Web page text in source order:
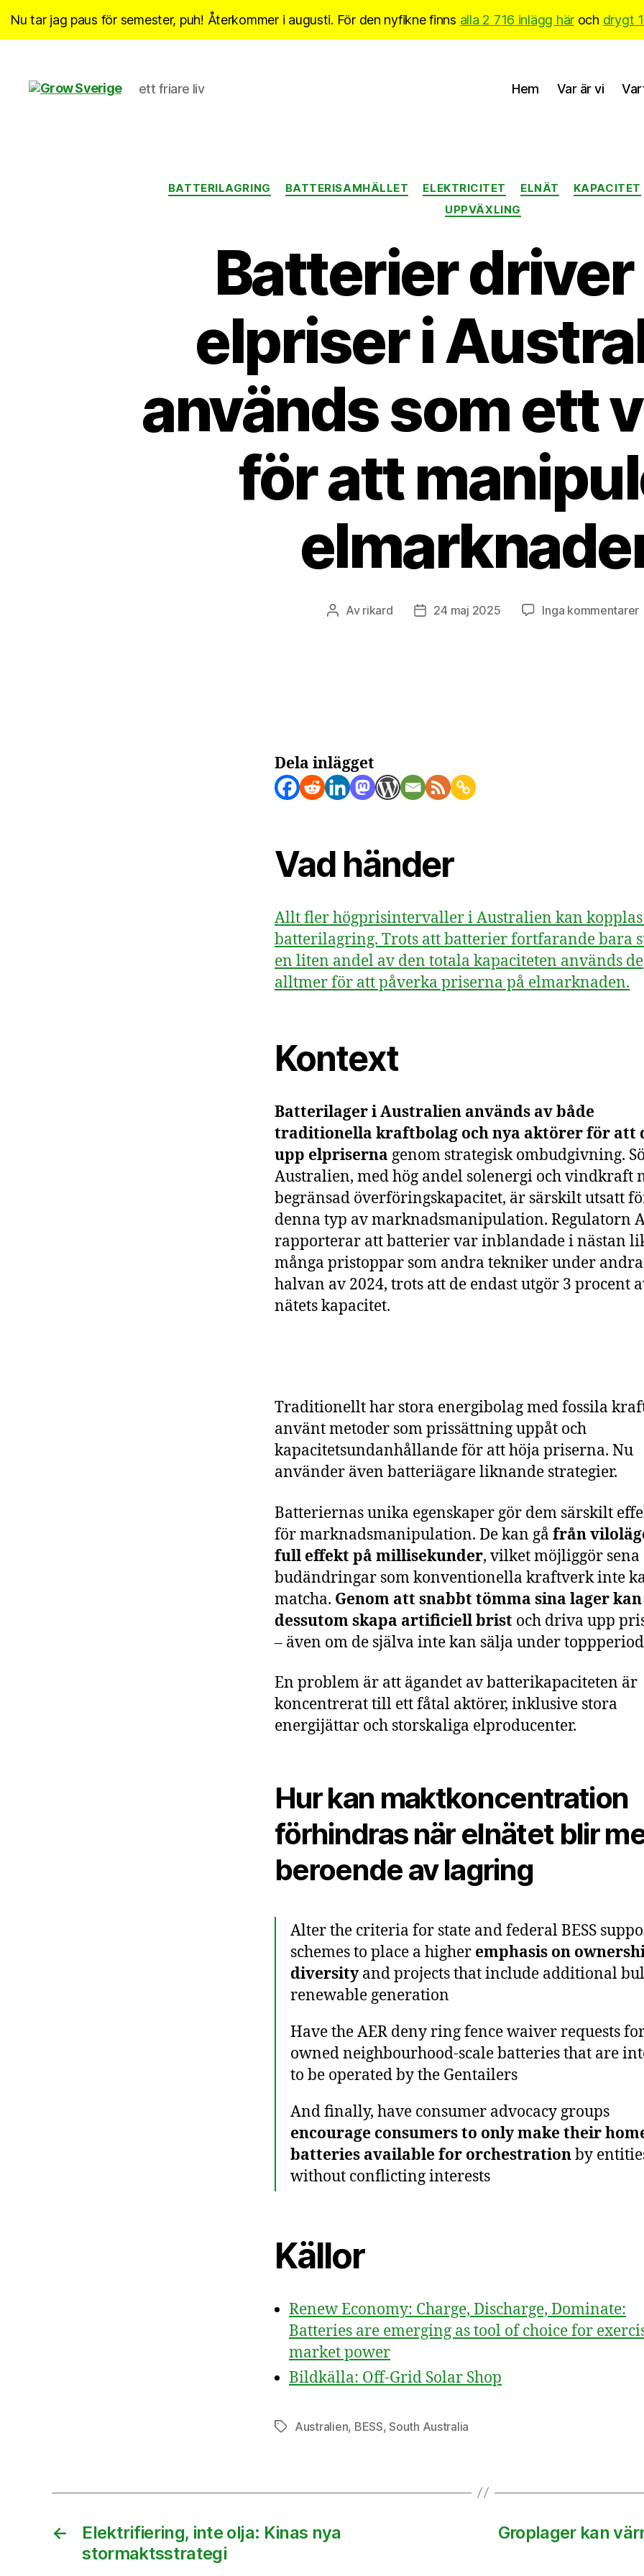
Nu tar jag paus för semester, puh! Återkommer i augusti. För den nyfikne finns alla 2 716 inlägg här och drygt
ett friare liv Hem Var är vi
Kategorier
BATTERILAGRING BATTERISAMHÄLLET ELEKTRICITET ELNÄT KAPACITET
UPPVÄXLING
Batterier
elpriser i
används som ett
för att
Inläggsförfattare
Av rikard Inläggsdatum
24 maj 2025 Inga kommentarertill
Dela inlägget
Vad händer
Allt fler högprisintervaller i Australien kan
batterilagring. Trots att batterier fortfarande bara
en liten andel av den totala kapaciteten används de
alltmer för att påverka priserna på elmarknaden.
Kontext
Batterilager i Australien används av både
traditionella kraftbolag och nya aktörer för att
upp elpriserna genom strategisk ombudgivning.
Australien, med hög andel solenergi och vindkraft
begränsad överföringskapacitet, är särskilt utsatt
denna typ av marknadsmanipulation. Regulatorn
rapporterar att batterier var inblandade i nästan
många pristoppar som andra tekniker under andra
halvan av 2024, trots att de endast utgör 3 procent
nätets kapacitet.
Traditionellt har stora energibolag med fossila
använt metoder som prissättning uppåt och
kapacitetsundanhållande för att höja priserna. Nu
använder även batteriägare liknande strategier.
Batteriernas unika egenskaper gör dem särskilt
för marknadsmanipulation. De kan gå från
full effekt på millisekunder, vilket möjliggör sena
budändringar som konventionella kraftverk inte
matcha. Genom att snabbt tömma sina lager
dessutom skapa artificiell brist och driva upp
– även om de själva inte kan sälja under
En problem är att ägandet av batterikapaciteten är
koncentrerat till ett fåtal aktörer, inklusive stora
energijättar och storskaliga elproducenter.
Hur kan maktkoncentration
förhindras när elnätet blir
beroende av lagring
Alter the criteria for state and federal BESS
schemes to place a higher emphasis on
diversityand projects that include additional
renewable generation
Have the AER deny ring fence waiver requests
owned neighbourhood-scale batteries that are
to be operated by the Gentailers
And finally, have consumer advocacy groups
encourage consumers to only make their
batteries available for orchestrationby
without conflicting interests
Källor
Renew Economy: Charge, Discharge, Dominate:
Batteries are emerging as tool of choice for
market power
Bildkälla: Off-Grid Solar Shop
Etiketter
Australien, BESS,South Australia
←
Elektrifiering, inte olja: Kinas nya
stormaktsstrategi
Groplager kan